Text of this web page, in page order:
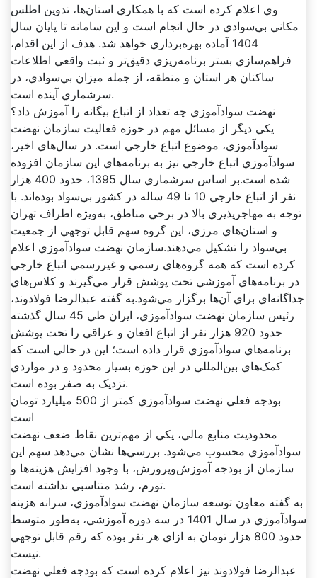
وي اعلام کرده است که با همکاري استان‌ها، تدوين اطلس
مکاني بي‌سوادي در حال انجام است و اين سامانه تا پايان سال
1404 آماده بهره‌برداري خواهد شد. هدف از اين اقدام،
فراهم‌سازي بستر برنامه‌ريزي دقيق‌تر و ثبت واقعي اطلاعات
ساکنان هر استان و منطقه، از جمله ميزان بي‌سوادي، در
سرشماري آينده است.
نهضت سوادآموزي چه تعداد از اتباع بيگانه را آموزش داد؟
يکي ديگر از مسائل مهم در حوزه فعاليت سازمان نهضت
سوادآموزي، موضوع اتباع خارجي است. در سال‌هاي اخير،
سوادآموزي اتباع خارجي نيز به برنامه‌هاي اين سازمان افزوده
شده است.بر اساس سرشماري سال 1395، حدود 400 هزار
نفر از اتباع خارجي 10 تا 49 ساله در کشور بي‌سواد بوده‌اند. با
توجه به مهاجرپذيري بالا در برخي مناطق، به‌ويژه اطراف تهران
و استان‌هاي مرزي، اين گروه سهم قابل توجهي از جمعيت
بي‌سواد را تشکيل مي‌دهند.سازمان نهضت سوادآموزي اعلام
کرده است که همه گروه‌هاي رسمي و غيررسمي اتباع خارجي
در برنامه‌هاي آموزشي تحت پوشش قرار مي‌گيرند و کلاس‌هاي
جداگانه‌اي براي آن‌ها برگزار مي‌شود.به گفته عبدالرضا فولادوند،
رئيس سازمان نهضت سوادآموزي، ايران طي 45 سال گذشته
حدود 920 هزار نفر از اتباع افغان و عراقي را تحت پوشش
برنامه‌هاي سوادآموزي قرار داده است؛ اين در حالي است که
کمک‌هاي بين‌المللي در اين حوزه بسيار محدود و در مواردي
نزديک به صفر بوده است.
بودجه فعلي نهضت سوادآموزي کمتر از 500 ميليارد تومان
است
محدوديت منابع مالي، يکي از مهم‌ترين نقاط ضعف نهضت
سوادآموزي محسوب مي‌شود. بررسي‌ها نشان مي‌دهد سهم اين
سازمان از بودجه آموزش‌وپرورش، با وجود افزايش هزينه‌ها و
تورم، رشد متناسبي نداشته است.
به گفته معاون توسعه سازمان نهضت سوادآموزي، سرانه هزينه
سوادآموزي در سال 1401 در سه دوره آموزشي، به‌طور متوسط
حدود 800 هزار تومان به ازاي هر نفر بوده که رقم قابل توجهي
نيست.
عبدالرضا فولادوند نيز اعلام کرده است که بودجه فعلي نهضت